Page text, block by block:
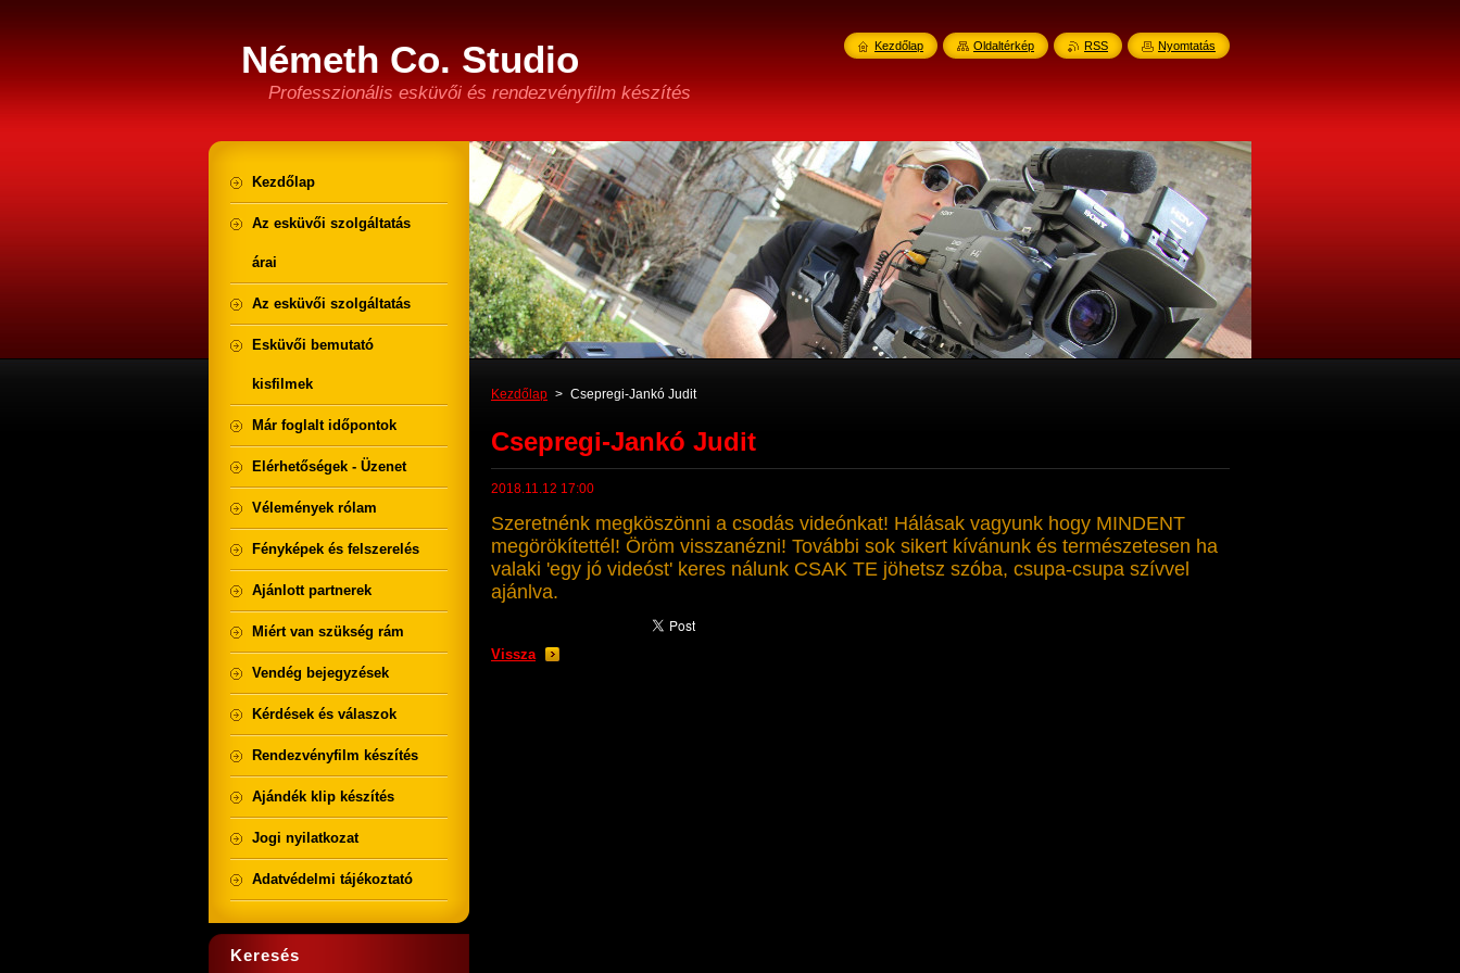
Németh Co. Studio
Professzionális esküvői és rendezvényfilm készítés
Kezdőlap > Csepregi-Jankó Judit
Csepregi-Jankó Judit
2018.11.12 17:00
Szeretnénk megköszönni a csodás videónkat! Hálásak vagyunk hogy MINDENT
megörökítettél! Öröm visszanézni! További sok sikert kívánunk és természetesen ha
valaki 'egy jó videóst' keres nálunk CSAK TE jöhetsz szóba, csupa-csupa szívvel
ajánlva.
Vissza
Kezdőlap
Az esküvői szolgáltatás
árai
Az esküvői szolgáltatás
Esküvői bemutató
kisfilmek
Már foglalt időpontok
Elérhetőségek - Üzenet
Vélemények rólam
Fényképek és felszerelés
Ajánlott partnerek
Miért van szükség rám
Vendég bejegyzések
Kérdések és válaszok
Rendezvényfilm készítés
Ajándék klip készítés
Jogi nyilatkozat
Adatvédelmi tájékoztató
Keresés
Kezdőlap Oldaltérkép RSS Nyomtatás